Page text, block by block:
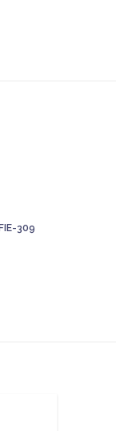
309